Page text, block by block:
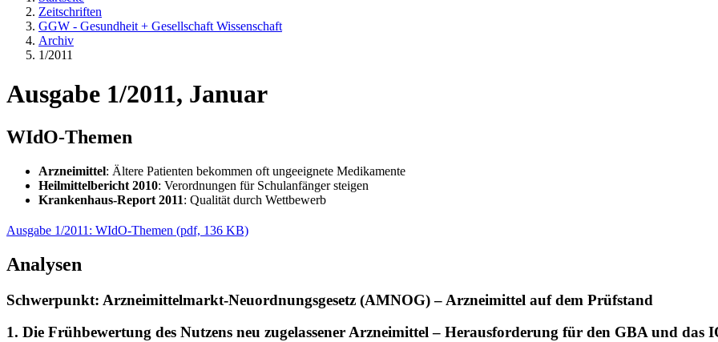
Zeitschriften
GGW - Gesundheit + Gesellschaft Wissenschaft
Archiv
1/2011
Ausgabe 1/2011, Januar
WIdO-Themen
Arzneimittel: Ältere Patienten bekommen oft ungeeignete Medikamente
Heilmittelbericht 2010: Verordnungen für Schulanfänger steigen
Krankenhaus-Report 2011: Qualität durch Wettbewerb
Ausgabe 1/2011: WIdO-Themen (pdf, 136 KB)
Analysen
Schwerpunkt: Arzneimittelmarkt-Neuordnungsgesetz (AMNOG) – Arzneimittel auf dem Prüfstand
1. Die Frühbewertung des Nutzens neu zugelassener Arzneimittel – Herausforderung für den GBA und das